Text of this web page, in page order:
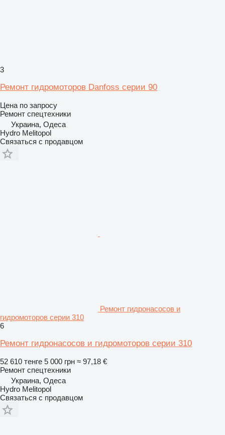
3
Ремонт гидромоторов Danfoss серии 90
Цена по запросу
Ремонт спецтехники
Украина, Одеса
Hydro Melitopol
Связаться с продавцом
Ремонт гидронасосов и
гидромоторов серии 310
6
Ремонт гидронасосов и гидромоторов серии 310
52 610 тенге 5 000 грн ≈ 97,18 €
Ремонт спецтехники
Украина, Одеса
Hydro Melitopol
Связаться с продавцом